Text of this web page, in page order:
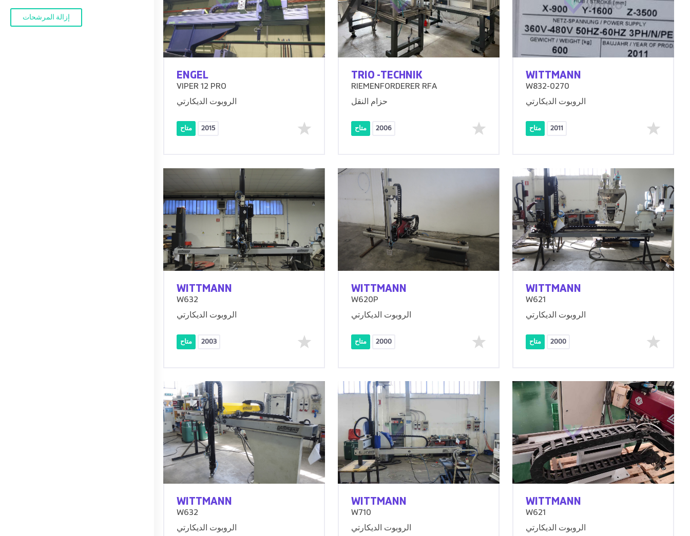
إزالة المرشحات
ENGEL
VIPER 12 PRO
الروبوت الديكارتي
متاح 2015
TRIO -TECHNIK
RIEMENFORDERER RFA
حزام النقل
متاح 2006
WITTMANN
W832-0270
الروبوت الديكارتي
متاح 2011
WITTMANN
W632
الروبوت الديكارتي
متاح 2003
WITTMANN
W620P
الروبوت الديكارتي
متاح 2000
WITTMANN
W621
الروبوت الديكارتي
متاح 2000
WITTMANN
W632
الروبوت الديكارتي
WITTMANN
W710
الروبوت الديكارتي
WITTMANN
W621
الروبوت الديكارتي